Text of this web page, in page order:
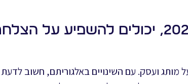
כיצד השינויים באלגוריתם ב- 2021, יכולים להשפיע על
מותג ועסק. עם השינויים באלגוריתם, חשוב לדעת